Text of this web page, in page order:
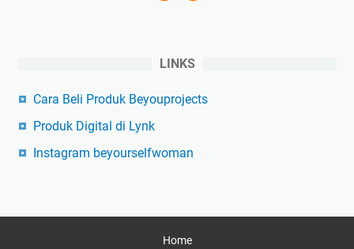
LINKS
Cara Beli Produk Beyouprojects
Produk Digital di Lynk
Instagram beyourselfwoman
Home